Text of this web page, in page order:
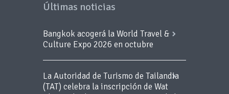
Últimas noticias
Bangkok acogerá la World Travel &
Culture Expo 2026 en octubre
La Autoridad de Turismo de Tailandia
(TAT) celebra la inscripción de Wat